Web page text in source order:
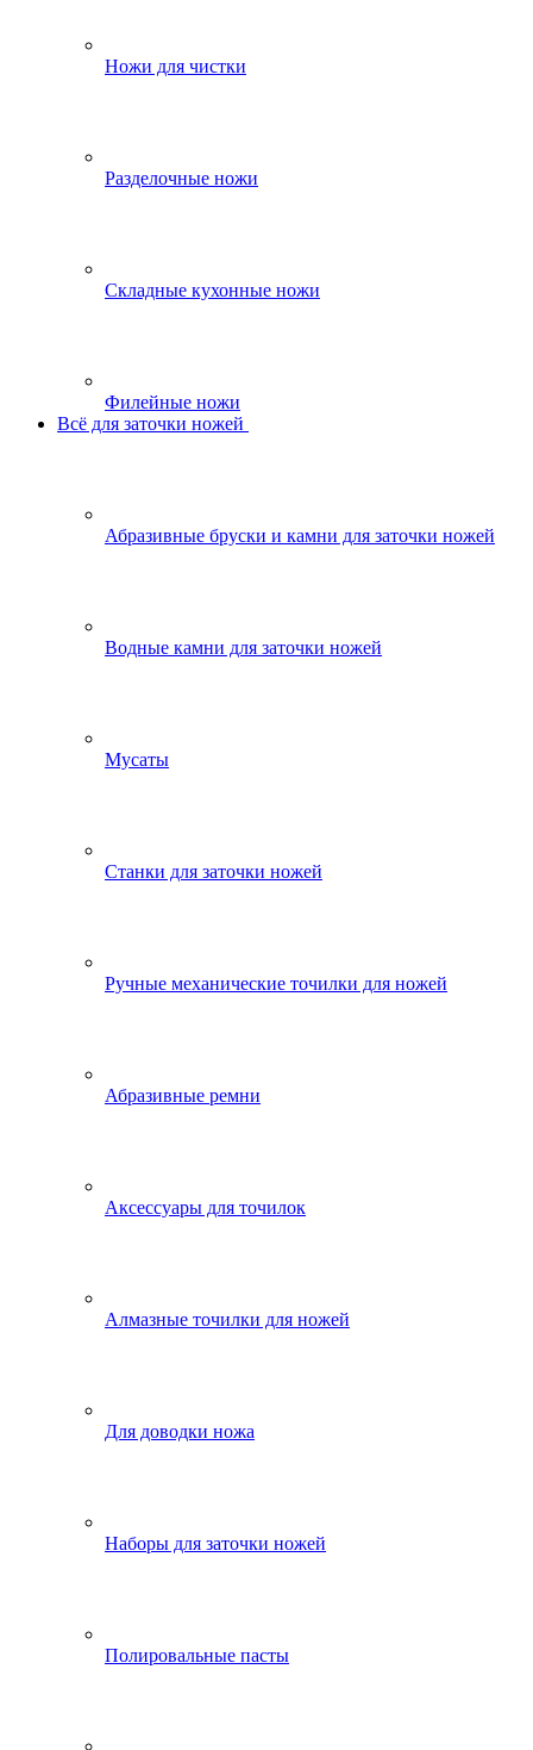
Ножи для чистки
Разделочные ножи
Складные кухонные ножи
Филейные ножи
Всё для заточки ножей
Абразивные бруски и камни для заточки ножей
Водные камни для заточки ножей
Мусаты
Станки для заточки ножей
Ручные механические точилки для ножей
Абразивные ремни
Аксессуары для точилок
Алмазные точилки для ножей
Для доводки ножа
Наборы для заточки ножей
Полировальные пасты